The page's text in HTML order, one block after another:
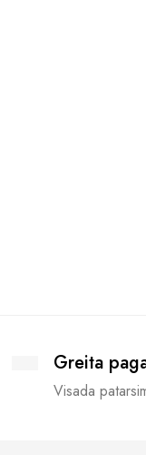
Greita
Visada